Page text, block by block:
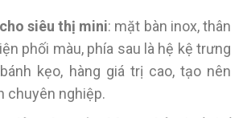
siêu thị mini: mặt bàn inox, thân
phối màu, phía sau là hệ kệ trưng
kẹo, hàng giá trị cao, tạo nên
chuyên nghiệp.